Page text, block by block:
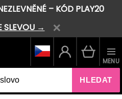
– KÓD PLAY20
SLEVOU →
HLEDAT
MENU